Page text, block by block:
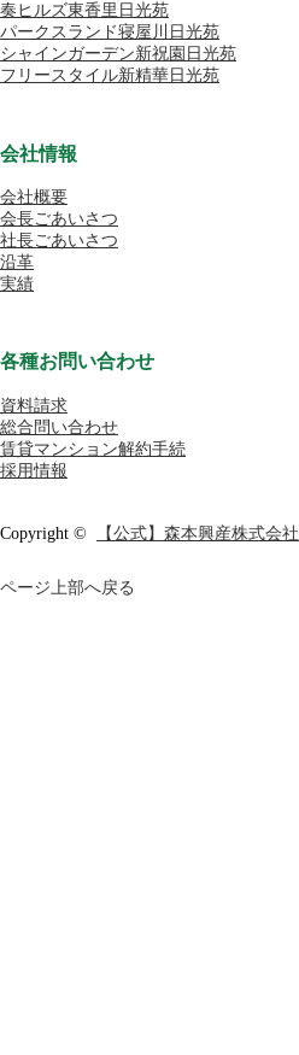
奏ヒルズ東香里日光苑
パークスランド寝屋川日光苑
シャインガーデン新祝園日光苑
フリースタイル新精華日光苑
会社情報
会社概要
会長ごあいさつ
社長ごあいさつ
沿革
実績
各種お問い合わせ
資料請求
総合問い合わせ
賃貸マンション解約手続
採用情報
Copyright © 【公式】森本興産株式会社
ページ上部へ戻る